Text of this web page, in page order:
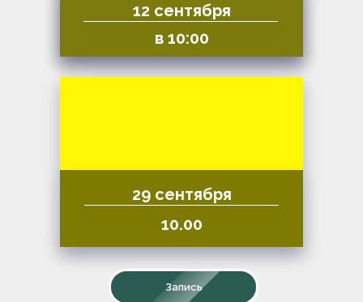
12 сентября
в 10:00
29 сентября
Запись
10.00